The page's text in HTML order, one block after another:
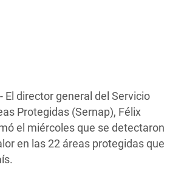
El director general del Servicio
Protegidas (Sernap), Félix
el miércoles que se detectaron
en las 22 áreas protegidas que